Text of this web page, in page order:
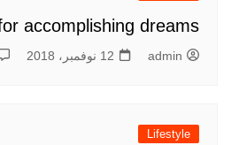
accomplishing dreams
admin 12 نوفمبر، 2018
Lifestyle